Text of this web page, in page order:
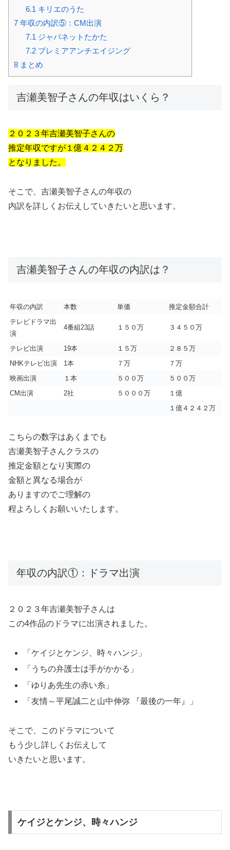
6.1 キリエのうた
7 年収の内訳⑤：CM出演
7.1 ジャパネットたかた
7.2プレミアアンチエイジング
8 まとめ
吉瀬美智子さんの年収はいくら？
２０２３年吉瀬美智子さんの
推定年収ですが１億４２４２万
となりました。
そこで、吉瀬美智子さんの年収の
内訳を詳しくお伝えしていきたいと思います。
吉瀬美智子さんの年収の内訳は？
年収の内訳 本数 単価
推定金額合計
テレビドラマ出
演
4番組23話 １５０万 ３４５０万
テレビ出演 19本 １５万
２８５万
NHKテレビ出演
1本 ７万
７万
映画出演
１本 ５００万
５００万
CM出演
2社 ５０００万
１億
１億４２４２万
こちらの数字はあくまでも
吉瀬美智子さんクラスの
推定金額となり実際の
金額と異なる場合が
ありますのでご理解の
程よろしくお願いいたします。
年収の内訳①：ドラマ出演
２０２３年吉瀬美智子さんは
この4作品のドラマに出演されました。
「ケイジとケンジ、時々ハンジ」
「うちの弁護士は手がかかる」
「ゆりあ先生の赤い糸」
「友情～平尾誠二と山中伸弥 『最後の一年』」
そこで、このドラマについて
もう少し詳しくお伝えして
いきたいと思います。
ケイジとケンジ、時々ハンジ